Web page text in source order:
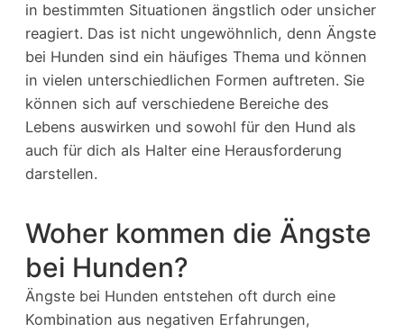
in bestimmten Situationen ängstlich oder unsicher
reagiert. Das ist nicht ungewöhnlich, denn Ängste
bei Hunden sind ein häufiges Thema und können
in vielen unterschiedlichen Formen auftreten. Sie
können sich auf verschiedene Bereiche des
Lebens auswirken und sowohl für den Hund als
auch für dich als Halter eine Herausforderung
darstellen.
Woher kommen die Ängste
bei Hunden?
Ängste bei Hunden entstehen oft durch eine
Kombination aus negativen Erfahrungen,